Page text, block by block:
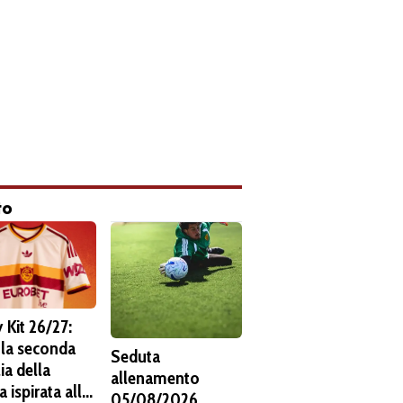
Kit 26/27:
seconda
della
ispirata alla
Seduta
allenamento